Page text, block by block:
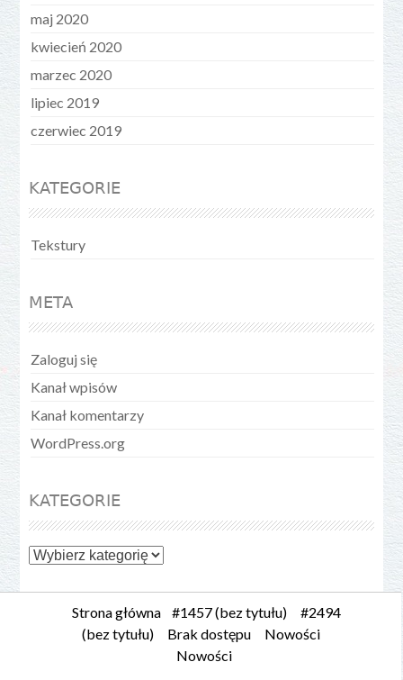
maj 2020
kwiecień 2020
marzec 2020
lipiec 2019
czerwiec 2019
KATEGORIE
Tekstury
META
Zaloguj się
Kanał wpisów
Kanał komentarzy
WordPress.org
KATEGORIE
Kategorie
Strona główna #1457 (bez tytułu)
#2494
(bez tytułu)
Brak dostępu
Nowości
Nowości